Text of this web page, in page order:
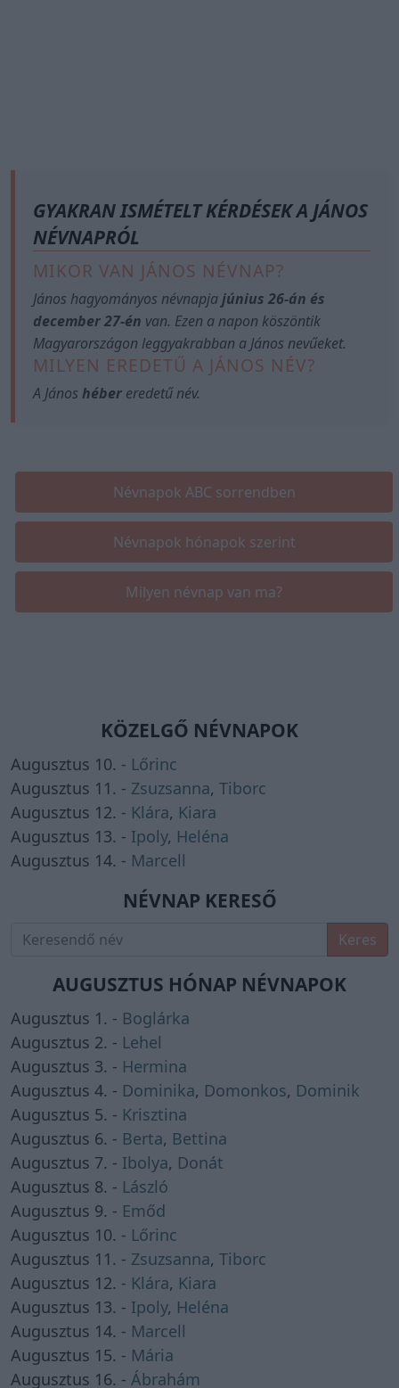
GYAKRAN ISMÉTELT KÉRDÉSEK A JÁNOS
NÉVNAPRÓL
MIKOR VAN JÁNOS NÉVNAP?
János hagyományos névnapjajúnius 26-án és
december 27-én van. Ezen a napon köszöntik
Magyarországon leggyakrabban a János nevűeket.
MILYEN EREDETŰ A JÁNOS NÉV?
A János héber eredetű név.
Névnapok ABC sorrendben
Névnapok hónapok szerint
Milyen névnap van ma?
KÖZELGŐ NÉVNAPOK
Augusztus 10. - Lőrinc
Augusztus 11. - Zsuzsanna, Tiborc
Augusztus 12. - Klára, Kiara
Augusztus 13. - Ipoly, Heléna
Augusztus 14. - Marcell
NÉVNAP KERESŐ
Keres
AUGUSZTUS HÓNAP NÉVNAPOK
Augusztus 1. - Boglárka
Augusztus 2. - Lehel
Augusztus 3. - Hermina
Augusztus 4. - Dominika, Domonkos, Dominik
Augusztus 5. - Krisztina
Augusztus 6. - Berta, Bettina
Augusztus 7. - Ibolya, Donát
Augusztus 8. - László
Augusztus 9. - Emőd
Augusztus 10. - Lőrinc
Augusztus 11. - Zsuzsanna, Tiborc
Augusztus 12. - Klára, Kiara
Augusztus 13. - Ipoly, Heléna
Augusztus 14. - Marcell
Augusztus 15. - Mária
Augusztus 16. - Ábrahám